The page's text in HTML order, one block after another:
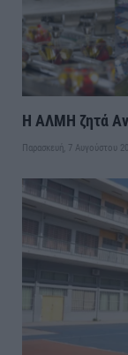
Η ΑΛΜΗ ζητά
Παρασκευή, 7 Αυγούστου